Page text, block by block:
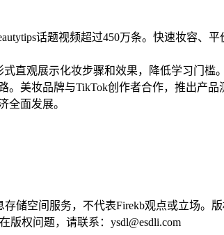
话题视频超过450万条。快速妆容、
直观展示化妆步骤和效果，降低学习门槛
美妆品牌与TikTok创作者合作，推出产
全面发展。
储空间服务，不代表Firekb观点或立场。
版权问题，请联系：ysdl@esdli.com